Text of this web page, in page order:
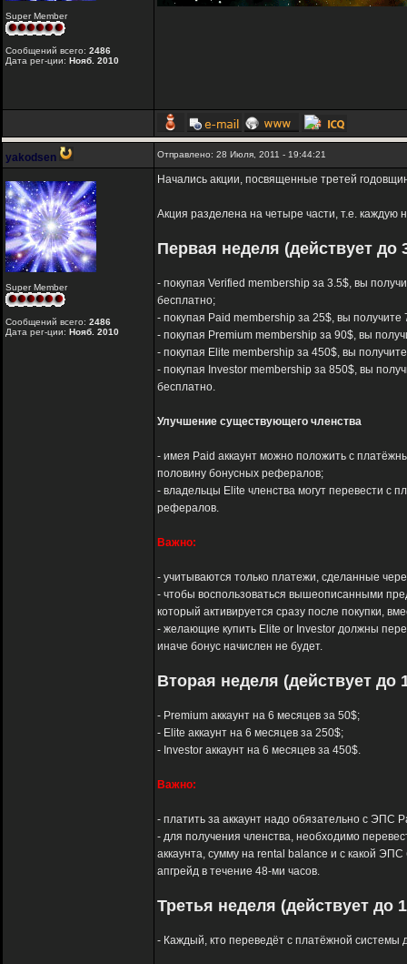
Super Member
Сообщений всего: 2486
Дата рег-ции: Нояб. 2010
yakodsen Отправлено: 28 Июля, 2011 - 19:44:21
Super Member
Сообщений всего: 2486
Дата рег-ции: Нояб. 2010
Начались акции, посвященные третей
Акция разделена на четыре части, т.е.
Первая неделя (действует до
- покупая Verified membership за 3.5$, вы
бесплатно;
- покупая Paid membership за 25$, вы
- покупая Premium membership за 90$, вы
- покупая Elite membership за 450$, вы
- покупая Investor membership за 850$, вы
бесплатно.
Улучшение существующего членства
- имея Paid аккаунт можно положить с
половину бонусных рефералов;
- владельцы Elite членства могут перевести с
рефералов.
Важно:
- учитываются только платежи, сделанные
- чтобы воспользоваться вышеописанными
который активируется сразу после покупки,
- желающие купить Elite or Investor должны
иначе бонус начислен не будет.
Вторая неделя (действует до
- Premium аккаунт на 6 месяцев за 50$;
- Elite аккаунт на 6 месяцев за 250$;
- Investor аккаунт на 6 месяцев за 450$.
Важно:
- платить за аккаунт надо обязательно с ЭПС
- для получения членства, необходимо
аккаунта, сумму на rental balance и с какой
апгрейд в течение 48-ми часов.
Третья неделя (действует до
- Каждый, кто переведёт с платёжной системы